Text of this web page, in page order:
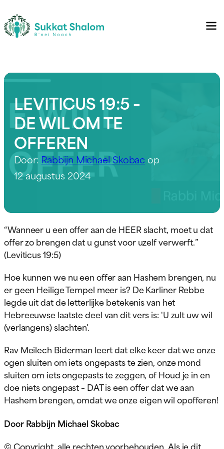
LEVITICUS 19:5 –
DE WIL OM TE
OFFEREN
Door: Rabbijn Michael Skobac op
12 augustus 2024
“Wanneer u een offer aan de HEER slacht, moet u dat
offer zo brengen dat u gunst voor uzelf verwerft.”
(Leviticus 19:5)
Hoe kunnen we nu een offer aan Hashem brengen, nu
er geen Heilige Tempel meer is? De Karliner Rebbe
legde uit dat de letterlijke betekenis van het
Hebreeuwse laatste deel van dit vers is: 'U zult uw wil
(verlangens) slachten'.
Rav Meilech Biderman leert dat elke keer dat we onze
ogen sluiten om iets ongepasts te zien, onze mond
sluiten om iets ongepasts te zeggen, ofHoud je in en
doe niets ongepast – DAT is een offer dat we aan
Hashem brengen, omdat we onze eigen wil opofferen!
Door Rabbijn Michael Skobac
© Copyright, alle rechten voorbehouden. Als je dit